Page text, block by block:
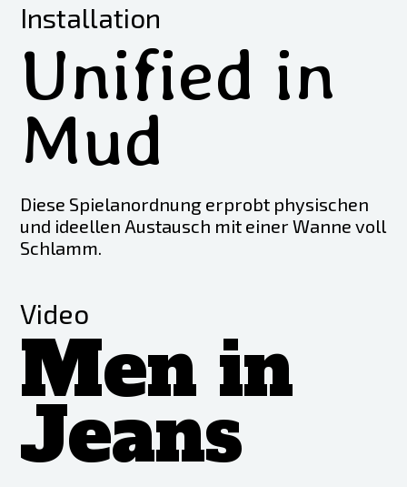
Installation
Unified in
Mud
Diese Spielanordnung erprobt physischen
und ideellen Austausch mit einer Wanne voll
Schlamm.
Video
Men in
Jeans